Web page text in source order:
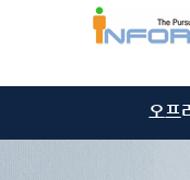
오프